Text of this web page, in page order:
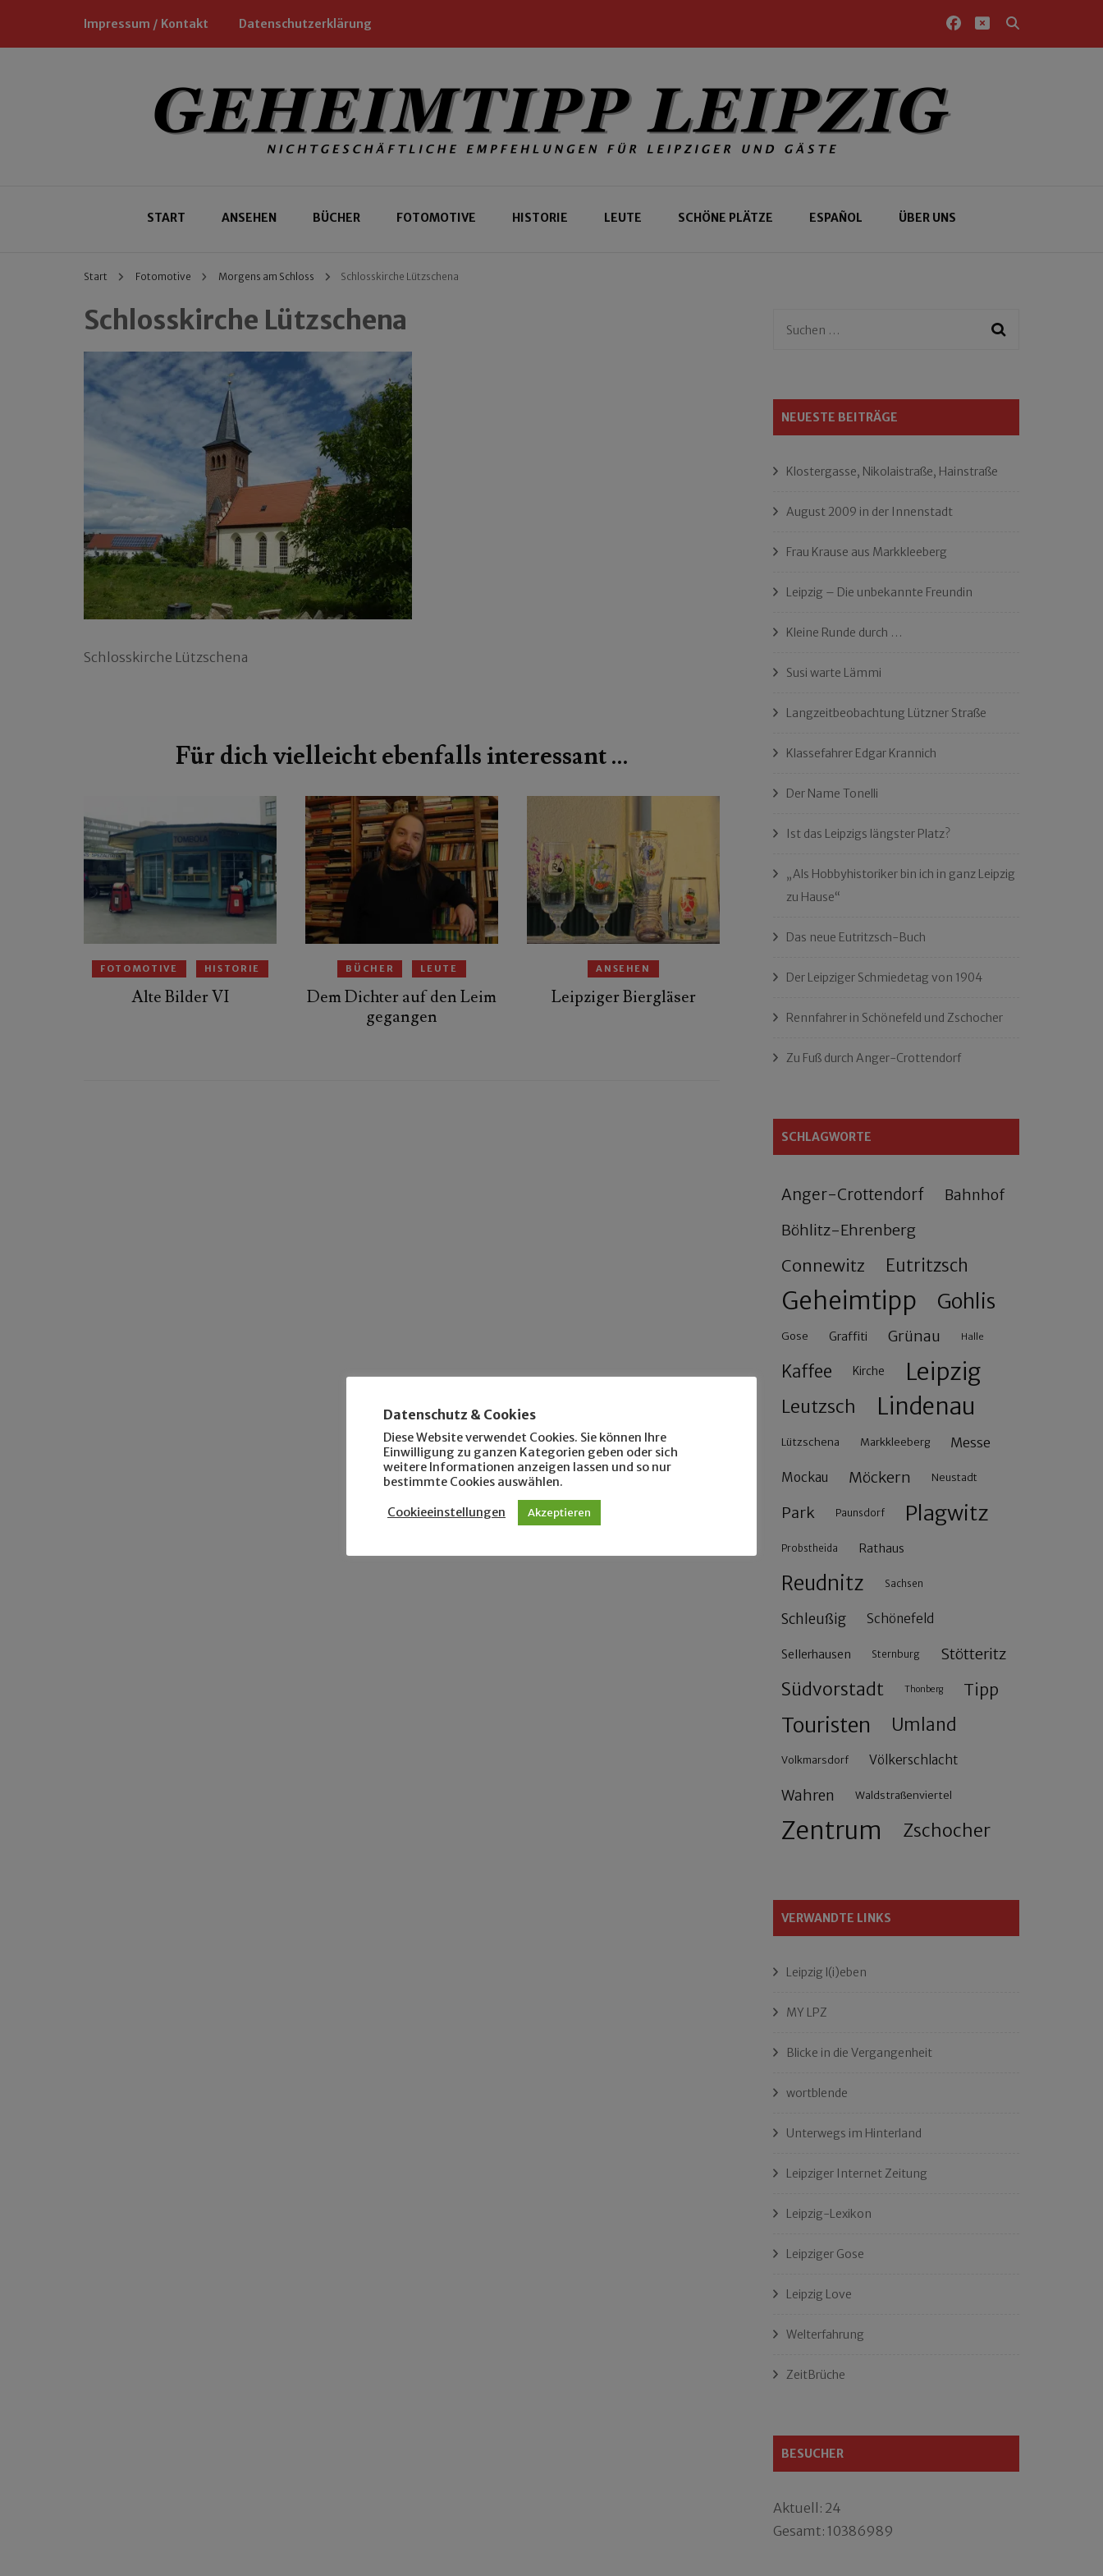
Impressum / Kontakt Datenschutzerklärung
Geheimtipp Leipzig
START ANSEHEN BÜCHER FOTOMOTIVE HISTORIE LEUTE SCHÖNE PLÄTZE ESPAÑOL ÜBER UNS
Start Fotomotive Morgens am Schloss Schlosskirche Lützschena
Schlosskirche Lützschena
Schlosskirche Lützschena
Für dich vielleicht ebenfalls interessant …
FOTOMOTIVE HISTORIE
Alte Bilder VI
BÜCHER LEUTE
Dem Dichter auf den Leim
gegangen
ANSEHEN
Leipziger Biergläser
Suchen
NEUESTE BEITRÄGE
Klostergasse, Nikolaistraße, Hainstraße
August 2009 in der Innenstadt
Frau Krause aus Markkleeberg
Leipzig – Die unbekannte Freundin
Kleine Runde durch …
Susi warte Lämmi
Langzeitbeobachtung Lützner Straße
Klassefahrer Edgar Krannich
Der Name Tonelli
Ist das Leipzigs längster Platz?
„Als Hobbyhistoriker bin ich in ganz Leipzig
zu Hause“
Das neue Eutritzsch-Buch
Der Leipziger Schmiedetag von 1904
Rennfahrer in Schönefeld und Zschocher
Zu Fuß durch Anger-Crottendorf
SCHLAGWORTE
Anger-Crottendorf Bahnhof
Böhlitz-Ehrenberg
Connewitz Eutritzsch
Geheimtipp Gohlis
Gose Graffiti Grünau Halle
Kaffee Kirche Leipzig
Leutzsch Lindenau
Lützschena Markkleeberg Messe
Mockau Möckern Neustadt
Park Paunsdorf Plagwitz
Probstheida Rathaus
Reudnitz Sachsen
Schleußig Schönefeld
Sellerhausen Sternburg Stötteritz
Südvorstadt Thonberg Tipp
Touristen Umland
Volkmarsdorf Völkerschlacht
Wahren Waldstraßenviertel
Zentrum Zschocher
VERWANDTE LINKS
Leipzig l(i)eben
MY LPZ
Blicke in die Vergangenheit
wortblende
Unterwegs im Hinterland
Leipziger Internet Zeitung
Leipzig-Lexikon
Leipziger Gose
Leipzig Love
Welterfahrung
ZeitBrüche
BESUCHER
Aktuell: 24
Gesamt: 10386989
Datenschutz & Cookies
Diese Website verwendet Cookies. Sie können Ihre
Einwilligung zu ganzen Kategorien geben oder sich
weitere Informationen anzeigen lassen und so nur
bestimmte Cookies auswählen.
Cookieeinstellungen Akzeptieren